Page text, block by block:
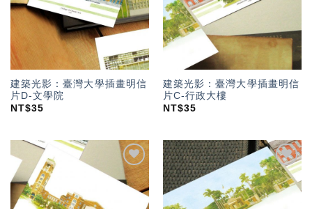
建築光影：臺灣大學插畫明信
片D-文學院
NT$35
建築光影：臺灣大學插畫明信
片C-行政大樓
NT$35
加入
「願
望輕
加入
「願
望輕